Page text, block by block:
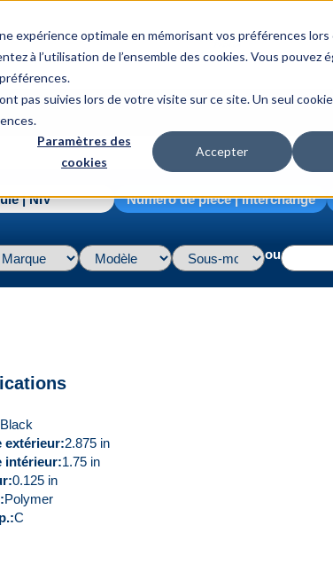
expérience optimale en mémorisant vos préférences lors
à l’utilisation de l’ensemble des cookies. Vous pouvez
pas suivies lors de votre visite sur ce site. Un seul
Paramètres des
cookies
Accepter
| NIV Numéro de pièce | interchange
ou
Black
extérieur 2.875 in
intérieur 1.75 in
0.125 in
Polymer
C